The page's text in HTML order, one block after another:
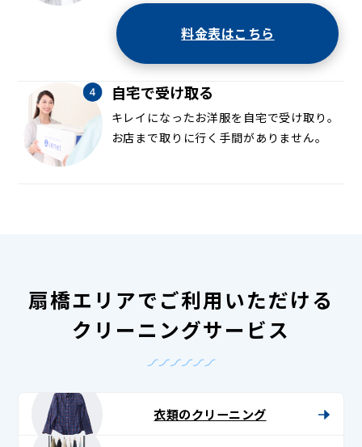
料金表はこちら
自宅で受け取る
キレイになったお洋服を自宅で受け取り。
お店まで取りに行く手間がありません。
扇橋エリアでご利用いただける
クリーニングサービス
衣類のクリーニング